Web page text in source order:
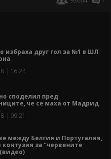
избраха друг гол за №1 в ШЛ
| 16:24
споделил пред
че се маха от Мадрид
| 09:21
между Белгия и Португалия,
за “червените